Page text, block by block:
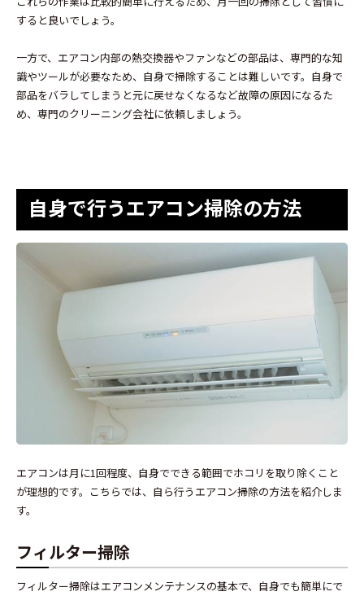
すると良いでしょう。
一方で、エアコン内部の熱交換器やファンなどの部品は、専門的な知
識やツールが必要なため、自身で掃除することは難しいです。自身で
部品をバラしてしまうと元に戻せなくなるなど故障の原因になるた
め、専門のクリーニング会社に依頼しましょう。
自身で行うエアコン掃除の方法
エアコンは月に1回程度、自身でできる範囲でホコリを取り除くこと
が理想的です。こちらでは、自ら行うエアコン掃除の方法を紹介しま
す。
フィルター掃除
フィルター掃除はエアコンメンテナンスの基本で、自身でも簡単にで